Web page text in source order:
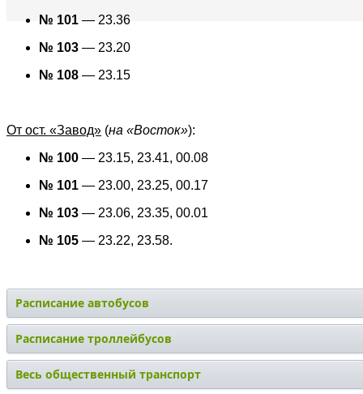
№ 101 — 23.36
№ 103 — 23.20
№ 108 — 23.15
От ост. «Завод» (на «Восток»):
№ 100 — 23.15, 23.41, 00.08
№ 101 — 23.00, 23.25, 00.17
№ 103 — 23.06, 23.35, 00.01
№ 105 — 23.22, 23.58.
Расписание автобусов
Расписание троллейбусов
Весь общественный транспорт